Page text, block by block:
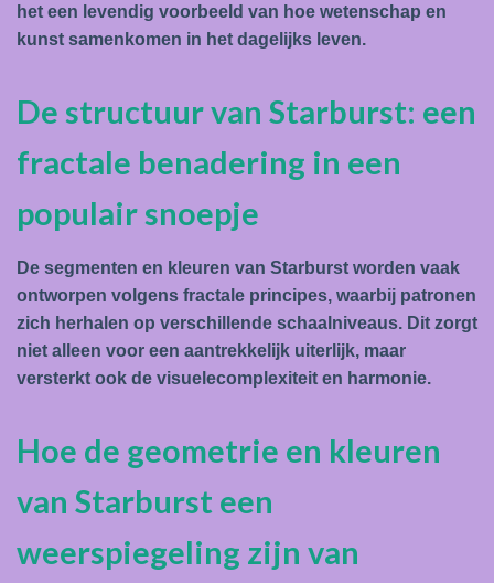
het een levendig voorbeeld van hoe wetenschap en
kunst samenkomen in het dagelijks leven.
De structuur van Starburst: een
fractale benadering in een
populair snoepje
De segmenten en kleuren van Starburst worden vaak
ontworpen volgens fractale principes, waarbij patronen
zich herhalen op verschillende schaalniveaus. Dit zorgt
niet alleen voor een aantrekkelijk uiterlijk, maar
versterkt ook de visuelecomplexiteit en harmonie.
Hoe de geometrie en kleuren
van Starburst een
weerspiegeling zijn van